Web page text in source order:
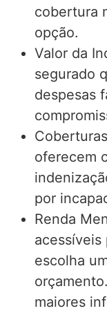
cobertura
opção.
Valor da
segurado
despesas
oferecem
por
Renda
escolha
maiores